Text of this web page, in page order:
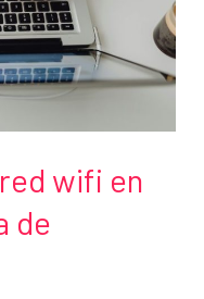
wifi en
de